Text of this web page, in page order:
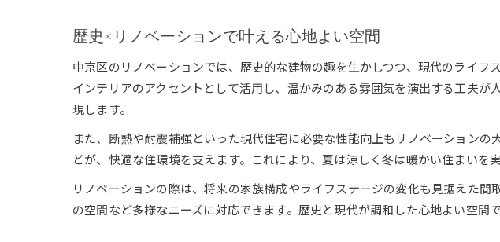
歴史×リノベーションで叶える心地よい空間
中京区のリノベーションでは、歴史的な建物の趣を生かしつつ、現代のライ
インテリアのアクセントとして活用し、温かみのある雰囲気を演出する工夫
現します。
また、断熱や耐震補強といった現代住宅に必要な性能向上もリノベーション
どが、快適な住環境を支えます。これにより、夏は涼しく冬は暖かい住まいを
リノベーションの際は、将来の家族構成やライフステージの変化も見据えた
の空間など多様なニーズに対応できます。歴史と現代が調和した心地よい空間